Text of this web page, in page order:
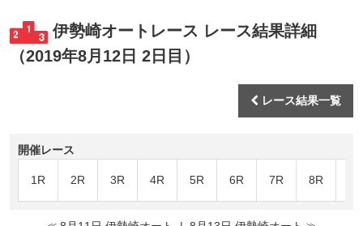
伊勢崎オートレース レース結果詳細
（2019年8月12日 2日目）
レース結果一覧
開催レース
1R 2R 3R 4R 5R 6R 7R 8R